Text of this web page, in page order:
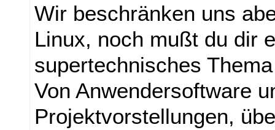
Wir beschränken uns
Linux, noch mußt du dir
supertechnisches
Von Anwendersoftware
Projektvorstellungen,